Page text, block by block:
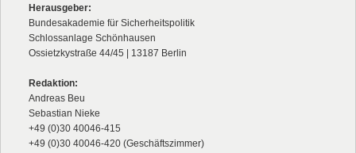
Herausgeber:
Bundesakademie für Sicherheitspolitik
Schlossanlage Schönhausen
Ossietzkystraße 44/45 | 13187 Berlin
Redaktion:
Andreas Beu
Sebastian Nieke
+49 (0)30 40046-415
+49 (0)30 40046-420 (Geschäftszimmer)